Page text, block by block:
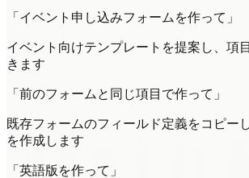
「イベント申し込みフォームを作って」
イベント向けテンプレートを提案し、項
きます
「前のフォームと同じ項目で作って」
既存フォームのフィールド定義をコピー
を作成します
「英語版を作って」